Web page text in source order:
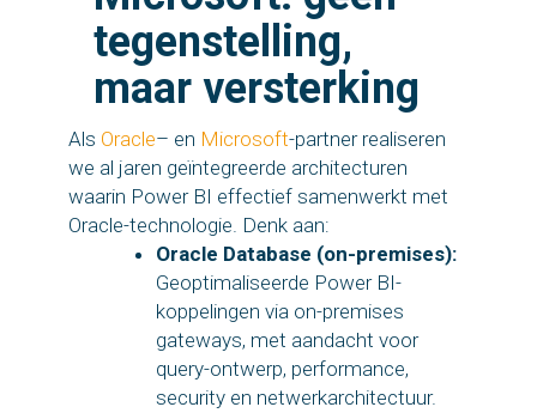
tegenstelling,
maar versterking
Als Oracle– en Microsoft-partner realiseren
we al jaren geïntegreerde architecturen
waarin Power BI effectief samenwerkt met
Oracle-technologie. Denk aan:
Oracle Database (on-premises):
Geoptimaliseerde Power BI-
koppelingen via on-premises
gateways, met aandacht voor
query-ontwerp, performance,
security en netwerkarchitectuur.